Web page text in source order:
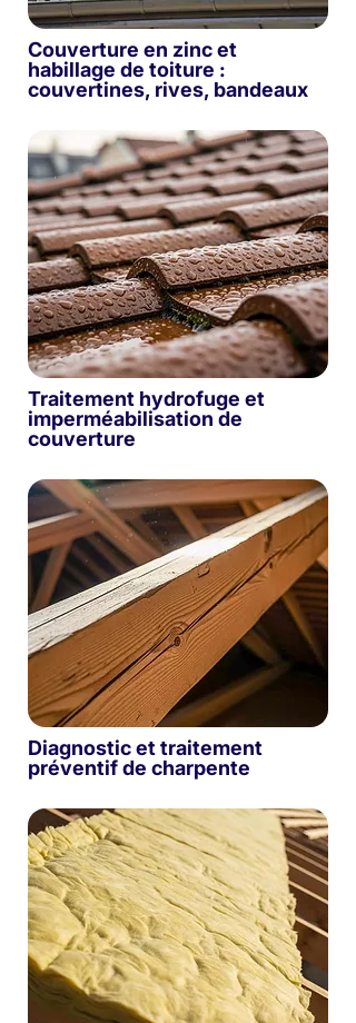
Couverture en zinc et
habillage de toiture :
couvertines, rives, bandeaux
Traitement hydrofuge et
imperméabilisation de
couverture
Diagnostic et traitement
préventif de charpente